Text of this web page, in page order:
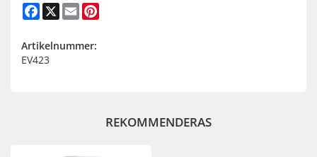
Facebook
X Email
Artikelnummer:
EV423
REKOMMENDERAS